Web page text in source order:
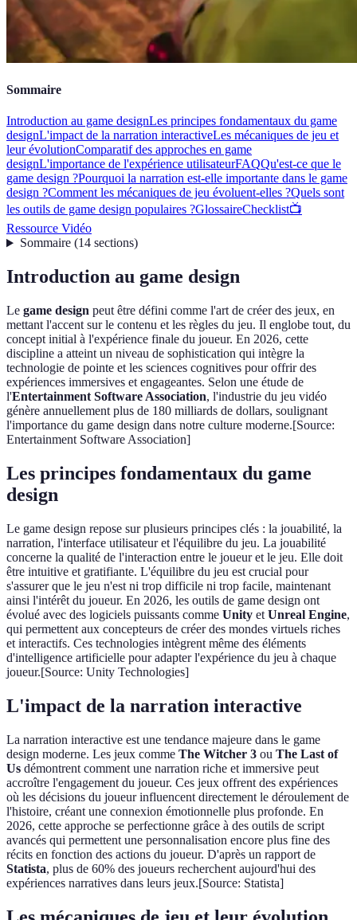
Sommaire
Introduction au game designLes principes fondamentaux du game
designL'impact de la narration interactiveLes mécaniques de jeu et
leur évolutionComparatif des approches en game
designL'importance de l'expérience utilisateurFAQQu'est-ce que le
game design ?Pourquoi la narration est-elle importante dans le game
design ?Comment les mécaniques de jeu évoluent-elles ?Quels sont
les outils de game design populaires ?GlossaireChecklist📺
Ressource Vidéo
Sommaire(14 sections)
Introduction au game design
Le game design peut être défini comme l'art de créer des jeux, en
mettant l'accent sur le contenu et les règles du jeu. Il englobe tout, du
concept initial à l'expérience finale du joueur. En 2026, cette
discipline a atteint un niveau de sophistication qui intègre la
technologie de pointe et les sciences cognitives pour offrir des
expériences immersives et engageantes. Selon une étude de
l'Entertainment Software Association, l'industrie du jeu vidéo
génère annuellement plus de 180 milliards de dollars, soulignant
l'importance du game design dans notre culture moderne.[Source:
Entertainment Software Association]
Les principes fondamentaux du game
design
Le game design repose sur plusieurs principes clés : la jouabilité, la
narration, l'interface utilisateur et l'équilibre du jeu. La jouabilité
concerne la qualité de l'interaction entre le joueur et le jeu. Elle doit
être intuitive et gratifiante. L'équilibre du jeu est crucial pour
s'assurer que le jeu n'est ni trop difficile ni trop facile, maintenant
ainsi l'intérêt du joueur. En 2026, les outils de game design ont
évolué avec des logiciels puissants comme Unity et Unreal Engine,
qui permettent aux concepteurs de créer des mondes virtuels riches
et interactifs. Ces technologies intègrent même des éléments
d'intelligence artificielle pour adapter l'expérience du jeu à chaque
joueur.[Source: Unity Technologies]
L'impact de la narration interactive
La narration interactive est une tendance majeure dans le game
design moderne. Les jeux comme The Witcher 3 ou The Last of
Us démontrent comment une narration riche et immersive peut
accroître l'engagement du joueur. Ces jeux offrent des expériences
où les décisions du joueur influencent directement le déroulement de
l'histoire, créant une connexion émotionnelle plus profonde. En
2026, cette approche se perfectionne grâce à des outils de script
avancés qui permettent une personnalisation encore plus fine des
récits en fonction des actions du joueur. D'après un rapport de
Statista, plus de 60% des joueurs recherchent aujourd'hui des
expériences narratives dans leurs jeux.[Source: Statista]